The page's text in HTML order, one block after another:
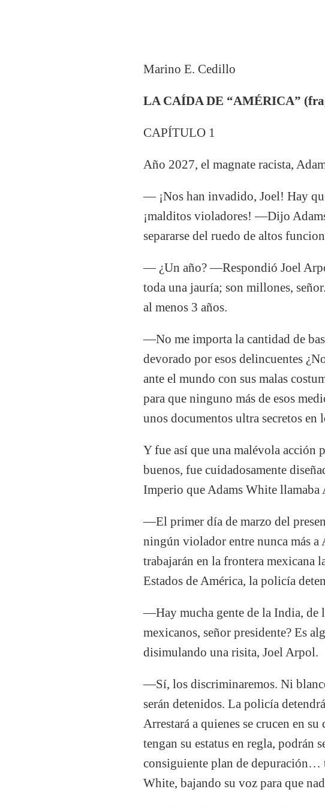
Marino E. Cedillo
LA CAÍDA DE “AMÉRICA”
CAPÍTULO 1
Año 2027, el magnate racista,
— ¡Nos han invadido, Joel! Hay
¡malditos violadores! —Dijo
separarse del ruedo de altos
— ¿Un año? —Respondió Joel
toda una jauría; son millones,
al menos 3 años.
—No me importa la cantidad de
devorado por esos delincuentes
ante el mundo con sus malas
para que ninguno más de esos
unos documentos ultra secretos
Y fue así que una malévola acción
buenos, fue cuidadosamente
Imperio que Adams White llamaba
—El primer día de marzo del
ningún violador entre nunca más
trabajarán en la frontera mexicana
Estados de América, la policía
—Hay mucha gente de la India, de
mexicanos, señor presidente? Es
disimulando una risita, Joel Arpol.
—Sí, los discriminaremos. Ni
serán detenidos. La policía
Arrestará a quienes se crucen en
tengan su estatus en regla, podrán
consiguiente plan de
White, bajando su voz para que